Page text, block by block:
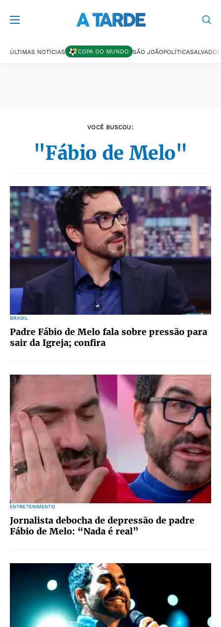
ÚLTIMAS NOTÍCIAS COPA DO MUNDO SÃO JOÃOPOLÍTICASALVADOR
VOCÊ BUSCOU:
"Fábio de Melo"
BRASIL
Padre Fábio de Melo fala sobre pressão para
sair da Igreja; confira
ENTRETENIMENTO
Jornalista debocha de depressão de padre
Fábio de Melo: “Nada é real”